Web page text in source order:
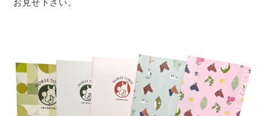
お見せ下さい。